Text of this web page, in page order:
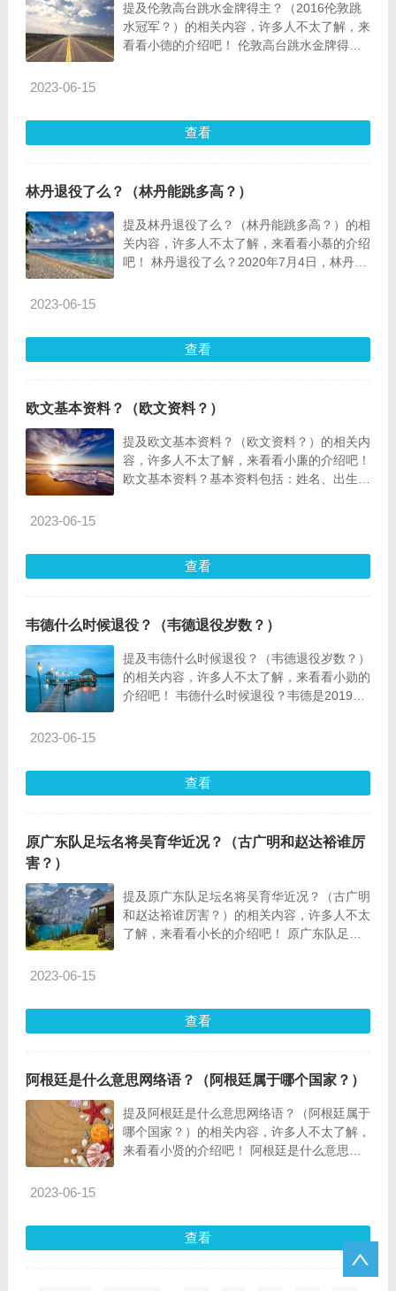
提及伦敦高台跳水金牌得主？（2016伦敦跳
水冠军？）的相关内容，许多人不太了解，来
看看小德的介绍吧！ 伦敦高台跳水金牌得
2023-06-15
查看
林丹退役了么？（林丹能跳多高？）
提及林丹退役了么？（林丹能跳多高？）的相
关内容，许多人不太了解，来看看小慕的介绍
吧！ 林丹退役了么？2020年7月4日，林丹在
2023-06-15
查看
欧文基本资料？（欧文资料？）
提及欧文基本资料？（欧文资料？）的相关内
容，许多人不太了解，来看看小廉的介绍吧！
欧文基本资料？基本资料包括：姓名、出生日
2023-06-15
查看
韦德什么时候退役？（韦德退役岁数？）
提及韦德什么时候退役？（韦德退役岁数？）
的相关内容，许多人不太了解，来看看小勋的
介绍吧！ 韦德什么时候退役？韦德是2019年
2023-06-15
查看
原广东队足坛名将吴育华近况？（古广明和赵达裕谁厉
害？）
提及原广东队足坛名将吴育华近况？（古广明
和赵达裕谁厉害？）的相关内容，许多人不太
了解，来看看小长的介绍吧！ 原广东队足坛
2023-06-15
查看
阿根廷是什么意思网络语？（阿根廷属于哪个国家？）
提及阿根廷是什么意思网络语？（阿根廷属于
哪个国家？）的相关内容，许多人不太了解，
来看看小贤的介绍吧！ 阿根廷是什么意思网
2023-06-15
查看